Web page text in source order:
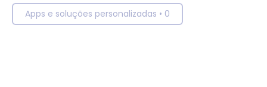
Apps e soluções personalizadas • 0